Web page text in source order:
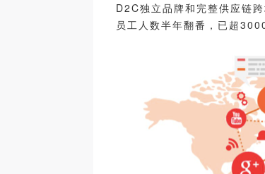
D2C独立品牌和完整供应链
员工人数半年翻番，已超